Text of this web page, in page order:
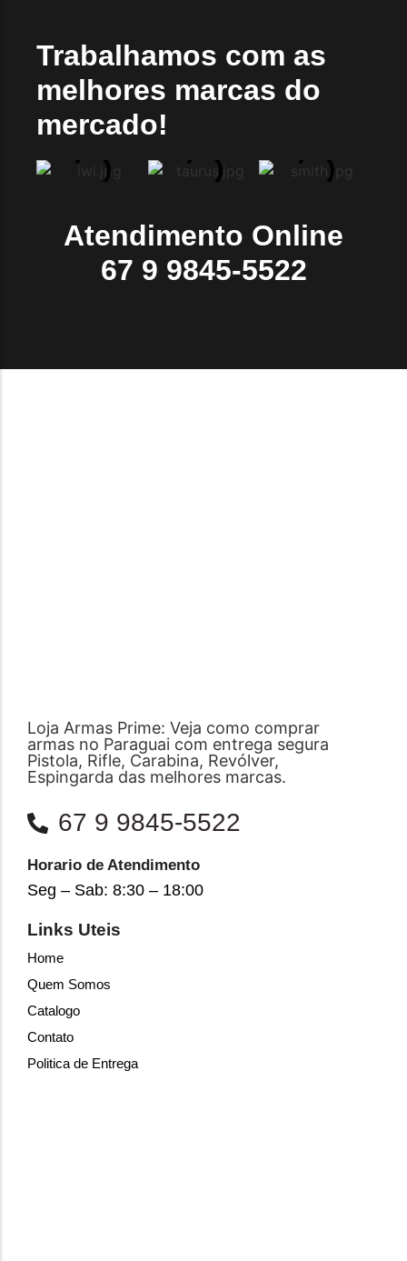
Trabalhamos com as
melhores marcas do
mercado!
Atendimento Online
67 9 9845-5522
Loja Armas Prime: Veja como comprar
armas no Paraguai com entrega segura
Pistola, Rifle, Carabina, Revólver,
Espingarda das melhores marcas.
67 9 9845-5522
Horario de Atendimento
Seg – Sab: 8:30 – 18:00
Links Uteis
Home
Quem Somos
Catalogo
Contato
Politica de Entrega